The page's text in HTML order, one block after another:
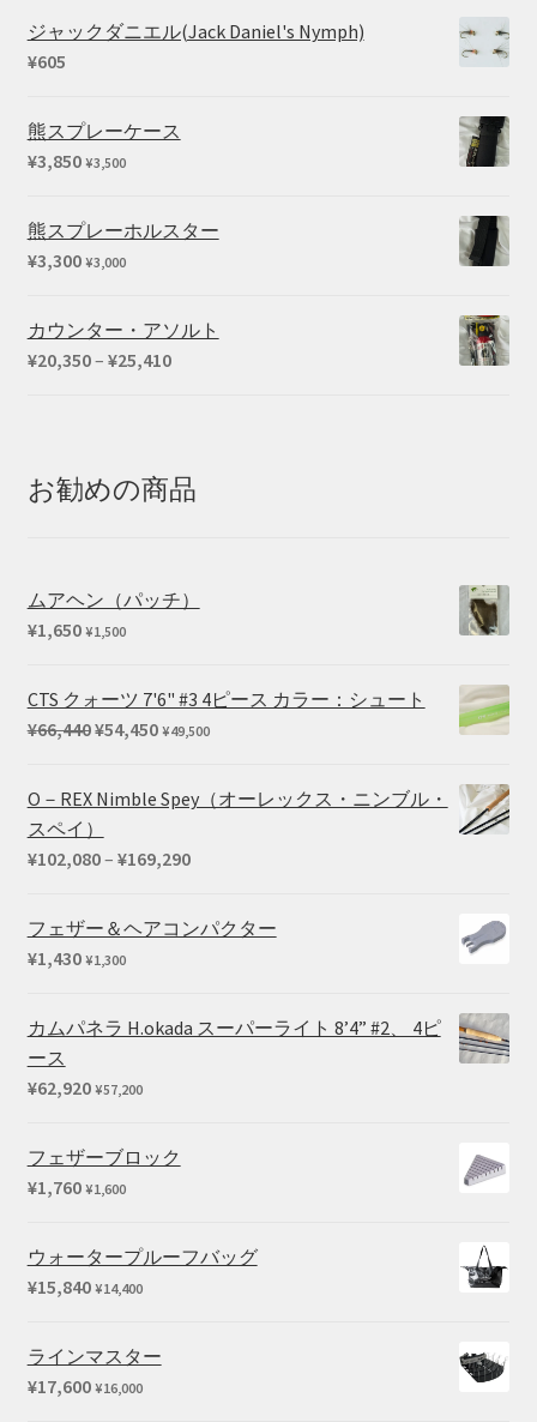
ジャックダニエル(Jack Daniel's Nymph)
¥605
熊スプレーケース
¥3,850 ¥3,500
熊スプレーホルスター
¥3,300 ¥3,000
カウンター・アソルト
¥20,350– ¥25,410価
–
¥25,410
お勧めの商品
ムアヘン（パッチ）
¥1,650 ¥1,500
CTS クォーツ 7'6" #3 4ピース カラー：シュート
¥66,440元
価
は
し
た。
¥54,450現
の
格
で
¥49,500
O－REX Nimble Spey（オーレックス・ニンブル・
スペイ）
¥102,080– ¥169,290価
フェザー＆ヘアコンパクター
¥1,430 ¥1,300
カムパネラ H.okada スーパーライト 8’4” #2、 4ピ
ース
¥62,920 ¥57,200
フェザーブロック
¥1,760 ¥1,600
ウォータープルーフバッグ
¥15,840 ¥14,400
ラインマスター
¥17,600 ¥16,000